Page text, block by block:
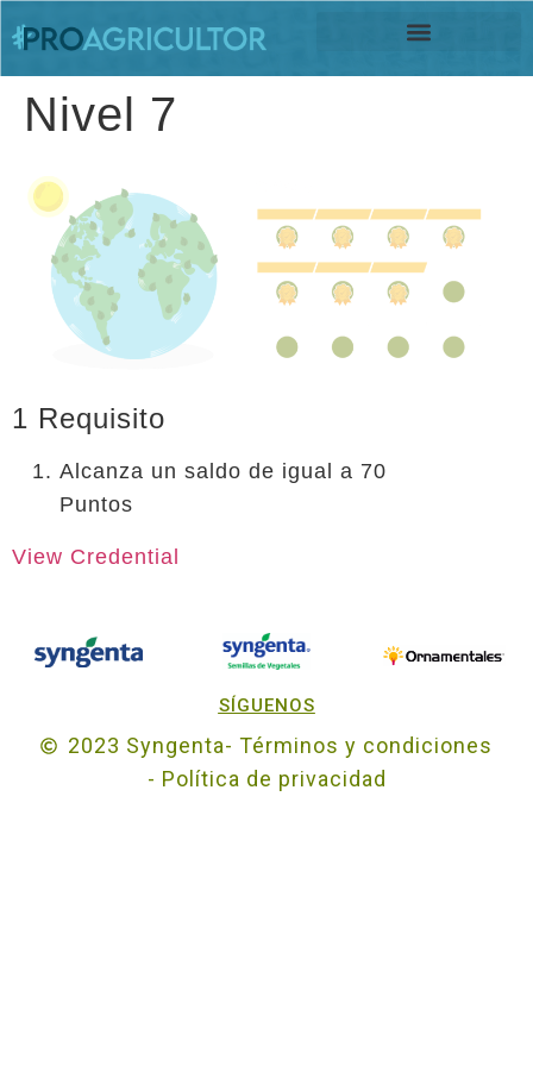
Nivel 7
1 Requisito
Alcanza un saldo de igual a 70
Puntos
View Credential
SÍGUENOS
2023 Syngenta- Términos y condiciones
- Política de privacidad